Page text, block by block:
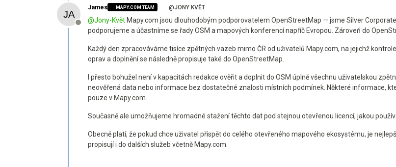
Offline
James MAPY.COM TEAM @JONY KVĚT
@Jony-Květ Mapy.com jsou dlouhodobým podporovatelem OpenStreetMap — jsme Silver
podporujeme a účastníme se řady OSM a mapových konferencí napříč Evropou. Zároveň do
Každý den zpracováváme tisíce zpětných vazeb mimo ČR od uživatelů Mapy.com, na jejichž
oprav a doplnění se následně propisuje také do OpenStreetMap.
I přesto bohužel není v kapacitách redakce ověřit a doplnit do OSM úplně všechnu uživatelskou
neověřená data nebo informace bez dostatečné znalosti místních podmínek. Některé informace,
pouze v Mapy.com.
Současně ale umožňujeme hromadné stažení těchto dat pod stejnou otevřenou licencí, jakou
Obecně platí, že pokud chce uživatel přispět do celého otevřeného mapového ekosystému, je
propisují i do dalších služeb včetně Mapy.com.